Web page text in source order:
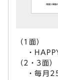
（1面）
・
（2・3面）
・毎月25